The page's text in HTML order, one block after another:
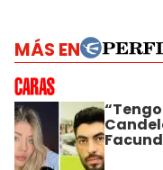
MÁS EN